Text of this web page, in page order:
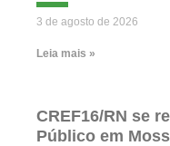
3 de agosto de 2026
Leia mais »
CREF16/RN se
Público em